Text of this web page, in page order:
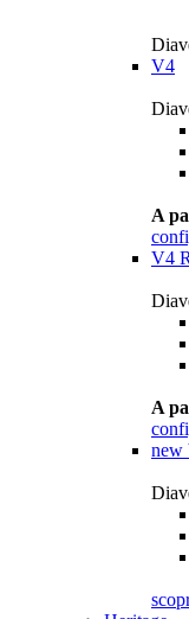
V4
A
V4
A
new